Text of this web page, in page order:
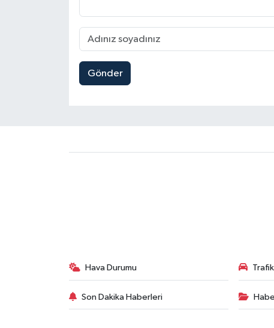
Gönder
Hava Durumu
Son Dakika Haberleri